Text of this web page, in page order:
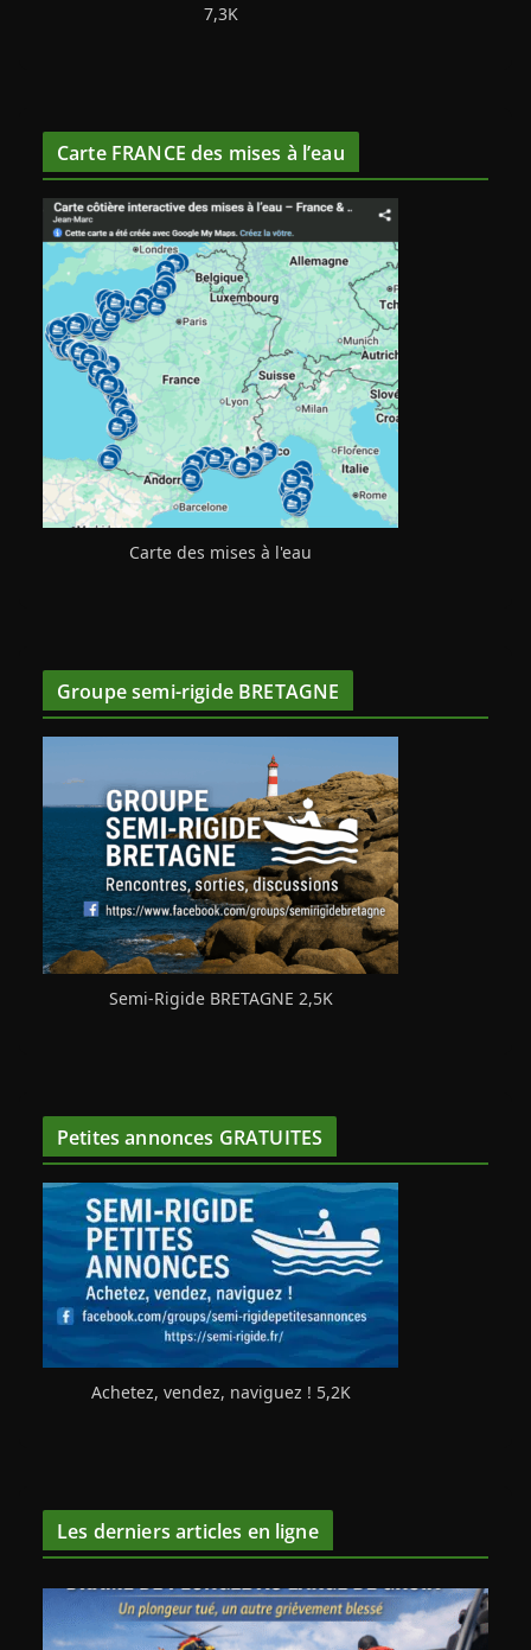
7,3K
Carte FRANCE des mises à l’eau
Carte des mises à l'eau
Groupe semi-rigide BRETAGNE
Semi-Rigide BRETAGNE 2,5K
Petites annonces GRATUITES
Achetez, vendez, naviguez ! 5,2K
Les derniers articles en ligne